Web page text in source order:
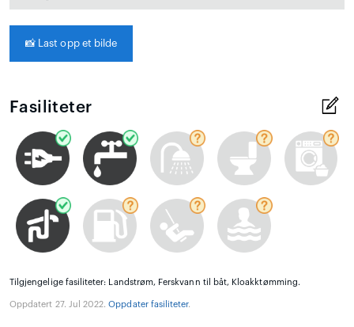
📸 Last opp et bilde
Fasiliteter
Tilgjengelige fasiliteter: Landstrøm, Ferskvann til båt, Kloakktømming.
Oppdatert 27. Jul 2022.Oppdater fasiliteter.